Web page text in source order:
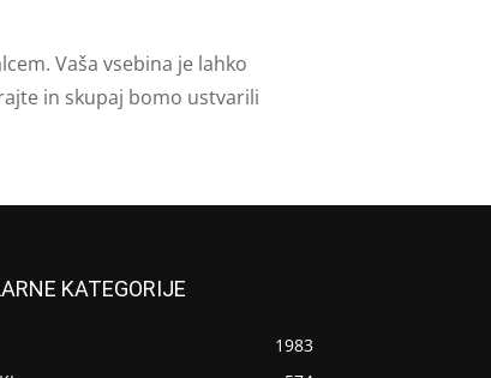
Vaša vsebina je lahko
in skupaj bomo ustvarili
KATEGORIJE
1983